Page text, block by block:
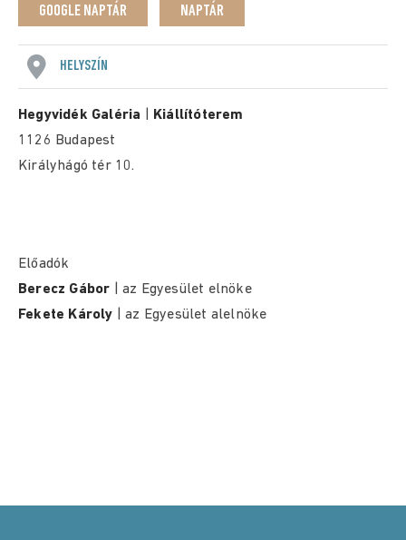
GOOGLE NAPTÁR NAPTÁR
HELYSZÍN
Hegyvidék Galéria
Kiállítóterem
1126 Budapest
Királyhágó tér 10.
Előadók
Berecz Gábor | az Egyesület elnöke
Fekete Károly | az Egyesület alelnöke